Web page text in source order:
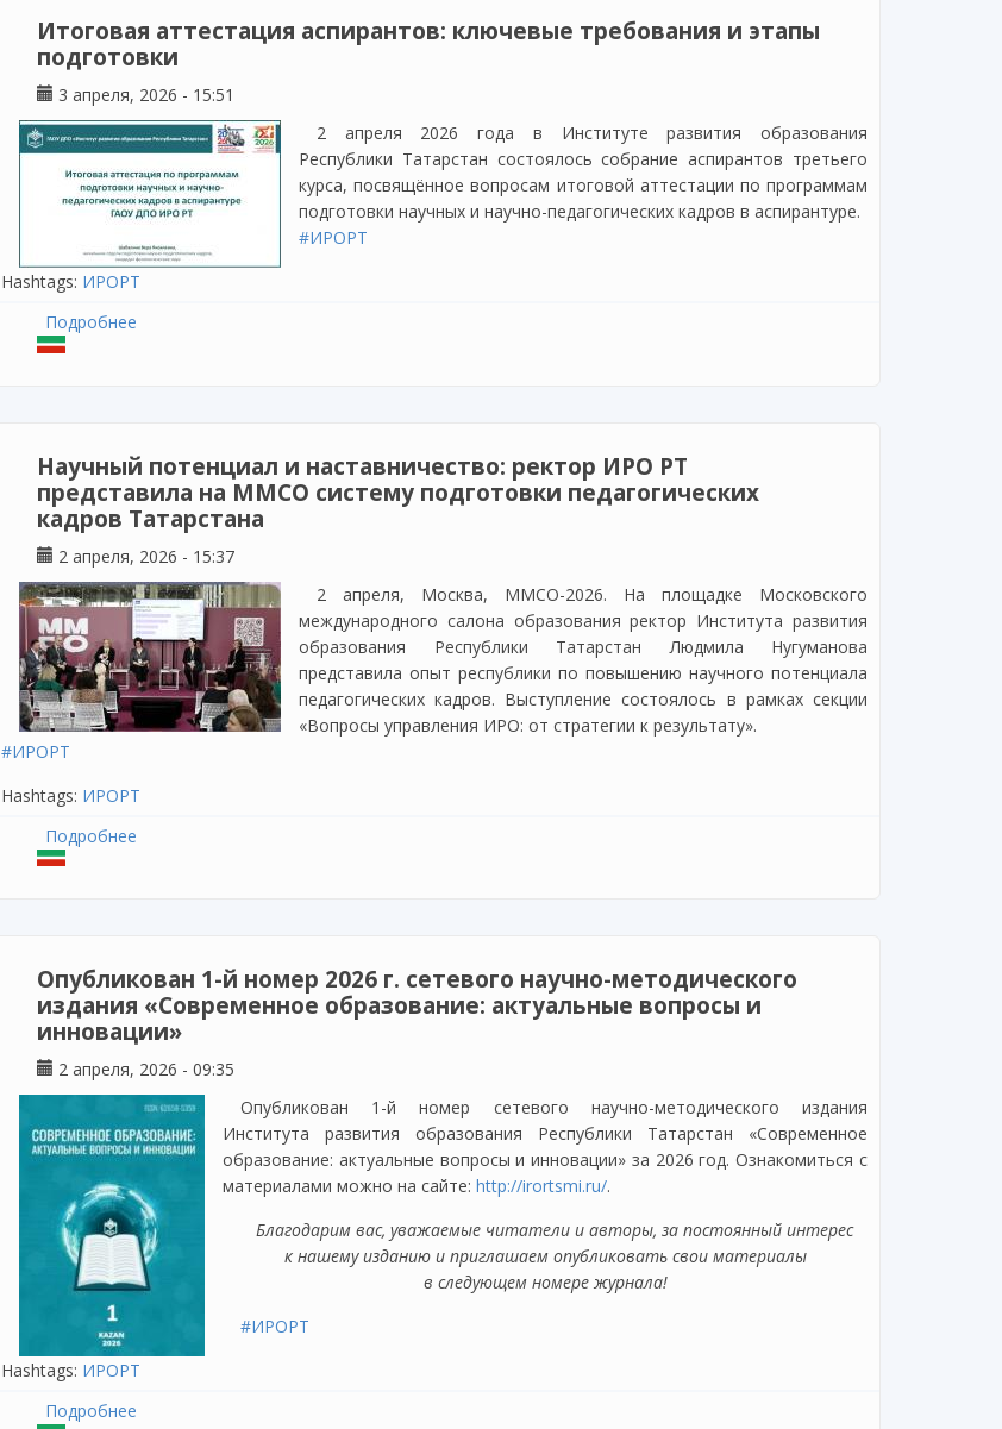
Итоговая аттестация аспирантов: ключевые требования и этапы
подготовки
3 апреля, 2026 - 15:51
2 апреля 2026 года в Институте развития образования
Республики Татарстан состоялось собрание аспирантов третьего
курса, посвящённое вопросам итоговой аттестации по программам
подготовки научных и научно-педагогических кадров в аспирантуре.
#ИРОРТ
Hashtags: ИРОРТ
Подробнее
Научный потенциал и наставничество: ректор ИРО РТ
представила на ММСО систему подготовки педагогических
кадров Татарстана
2 апреля, 2026 - 15:37
2 апреля, Москва, ММСО-2026. На площадке Московского
международного салона образования ректор Института развития
образования Республики Татарстан Людмила Нугуманова
представила опыт республики по повышению научного потенциала
педагогических кадров. Выступление состоялось в рамках секции
«Вопросы управления ИРО: от стратегии к результату».
#ИРОРТ
Hashtags: ИРОРТ
Подробнее
Опубликован 1-й номер 2026 г. сетевого научно-методического
издания «Современное образование: актуальные вопросы и
инновации»
2 апреля, 2026 - 09:35
Опубликован 1-й номер сетевого научно-методического издания
Института развития образования Республики Татарстан «Современное
образование: актуальные вопросы и инновации» за 2026 год. Ознакомиться с
материалами можно на сайте: http://irortsmi.ru/.
Благодарим вас, уважаемые читатели и авторы, за постоянный интерес
к нашему изданию и приглашаем опубликовать свои материалы
в следующем номере журнала!
#ИРОРТ
Hashtags: ИРОРТ
Подробнее